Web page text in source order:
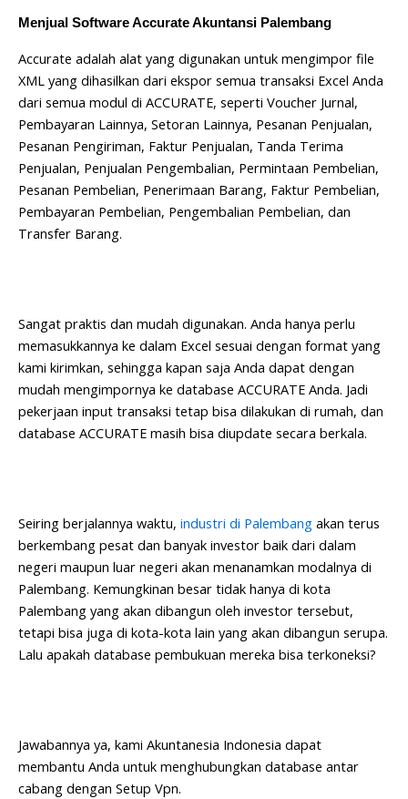
Menjual Software Accurate Akuntansi Palembang
Accurate adalah alat yang digunakan untuk mengimpor file
XML yang dihasilkan dari ekspor semua transaksi Excel Anda
dari semua modul di ACCURATE, seperti Voucher Jurnal,
Pembayaran Lainnya, Setoran Lainnya, Pesanan Penjualan,
Pesanan Pengiriman, Faktur Penjualan, Tanda Terima
Penjualan, Penjualan Pengembalian, Permintaan Pembelian,
Pesanan Pembelian, Penerimaan Barang, Faktur Pembelian,
Pembayaran Pembelian, Pengembalian Pembelian, dan
Transfer Barang.
Sangat praktis dan mudah digunakan. Anda hanya perlu
memasukkannya ke dalam Excel sesuai dengan format yang
kami kirimkan, sehingga kapan saja Anda dapat dengan
mudah mengimpornya ke database ACCURATE Anda. Jadi
pekerjaan input transaksi tetap bisa dilakukan di rumah, dan
database ACCURATE masih bisa diupdate secara berkala.
Seiring berjalannya waktu, industri di Palembang akan terus
berkembang pesat dan banyak investor baik dari dalam
negeri maupun luar negeri akan menanamkan modalnya di
Palembang. Kemungkinan besar tidak hanya di kota
Palembang yang akan dibangun oleh investor tersebut,
tetapi bisa juga di kota-kota lain yang akan dibangun serupa.
Lalu apakah database pembukuan mereka bisa terkoneksi?
Jawabannya ya, kami Akuntanesia Indonesia dapat
membantu Anda untuk menghubungkan database antar
cabang dengan Setup Vpn.